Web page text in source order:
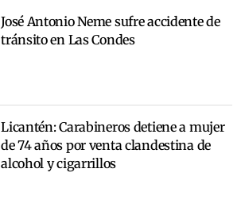
José Antonio Neme sufre accidente de
tránsito en Las Condes
Licantén: Carabineros detiene a mujer
de 74 años por venta clandestina de
alcohol y cigarrillos